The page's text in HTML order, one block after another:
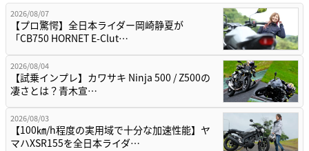
2026/08/07
【プロ驚愕】全日本ライダー岡崎静夏が
「CB750 HORNET E-Clut…
2026/08/04
【試乗インプレ】カワサキ Ninja 500 / Z500の
凄さとは？青木宣…
2026/08/03
【100㎞/h程度の実用域で十分な加速性能】ヤ
マハXSR155を全日本ライダ…